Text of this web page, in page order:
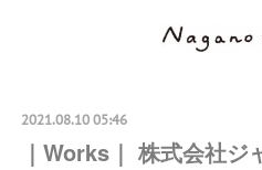
2021.08.10 05:46
｜Works｜ 株式会社ジ